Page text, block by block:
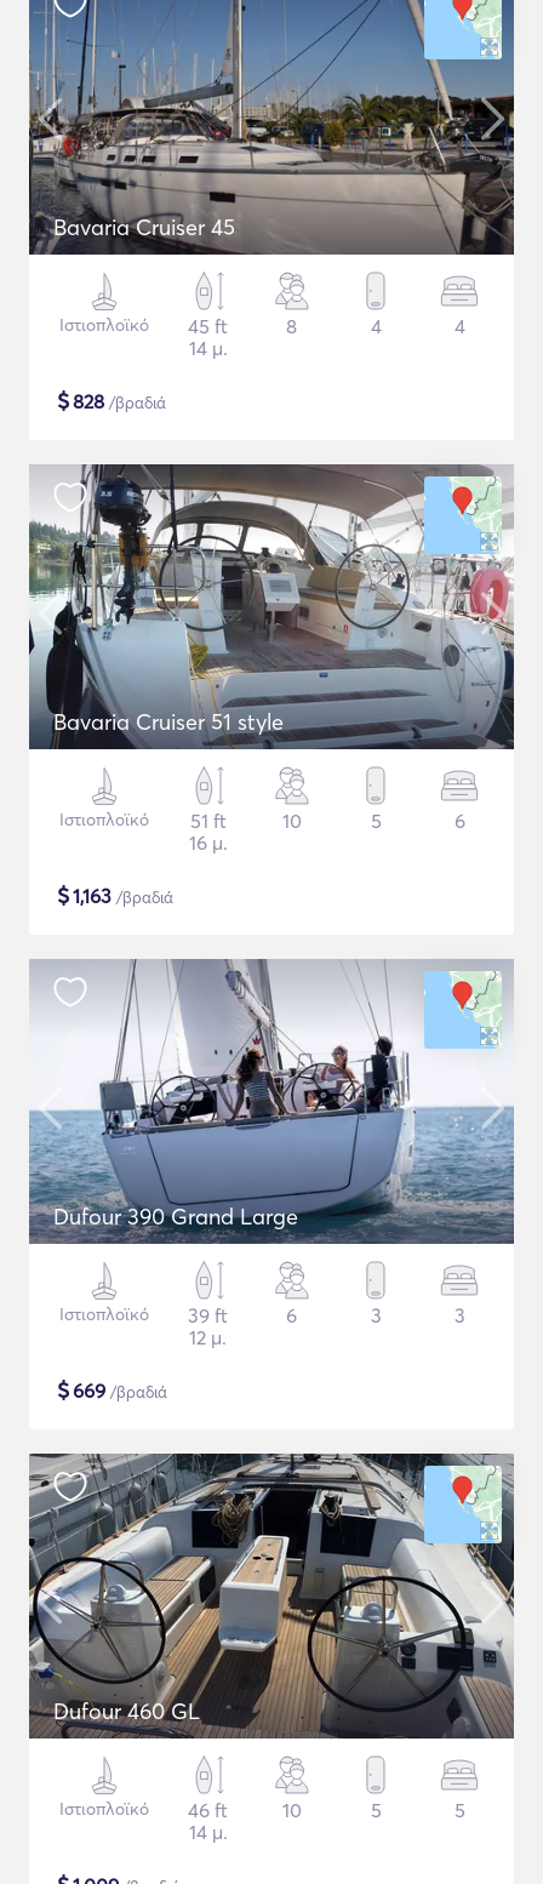
Bavaria Cruiser 45
Ιστιοπλοϊκό
45 ft
14 μ.
8 4 4
$828 /βραδιά
Bavaria Cruiser 51 style
Ιστιοπλοϊκό
51 ft
16 μ.
10 5 6
$1,163 /βραδιά
Dufour 390 Grand Large
Ιστιοπλοϊκό
39 ft
12 μ.
6 3 3
$669 /βραδιά
Dufour 460 GL
Ιστιοπλοϊκό
46 ft
14 μ.
10 5 5